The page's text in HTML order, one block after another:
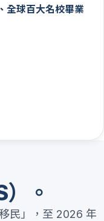
全球百大名校畢業
。
民」，至 2026 年